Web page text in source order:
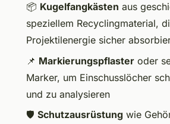
📦 Kugelfangkästen aus
speziellem Recyclingmaterial,
Projektilenergie sicher
📌 Markierungspflaster oder
Marker, um Einschusslöcher
und zu analysieren
🛡️ Schutzausrüstung wie